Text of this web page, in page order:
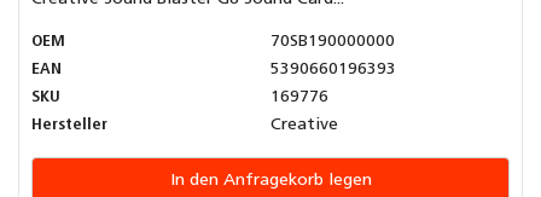
OEM
70SB190000000
EAN
5390660196393
SKU
169776
Hersteller
Creative
In den Anfragekorb legen